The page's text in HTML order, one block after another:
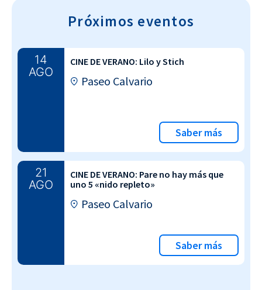
Próximos eventos
14
AGO
CINE DE VERANO: Lilo y Stich
Paseo Calvario
Saber más
21
AGO
CINE DE VERANO: Pare no hay más que
uno 5 «nido repleto»
Paseo Calvario
Saber más